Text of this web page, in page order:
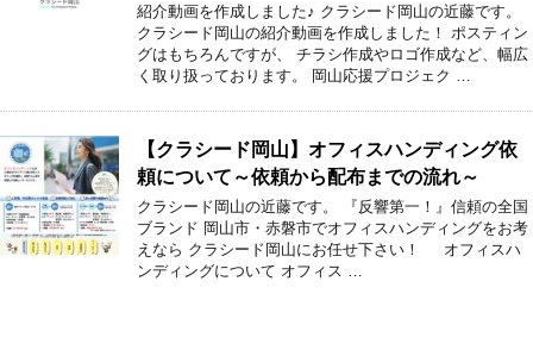
紹介動画を作成しました♪ クラシード岡山の近藤です。
クラシード岡山の紹介動画を作成しました！ ポスティン
グはもちろんですが、 チラシ作成やロゴ作成など、幅広
く取り扱っております。 岡山応援プロジェク …
【クラシード岡山】オフィスハンディング依
頼について～依頼から配布までの流れ～
クラシード岡山の近藤です。 『反響第一！』信頼の全国
ブランド 岡山市・赤磐市でオフィスハンディングをお考
えなら クラシード岡山にお任せ下さい！ オフィスハ
ンディングについて オフィス …